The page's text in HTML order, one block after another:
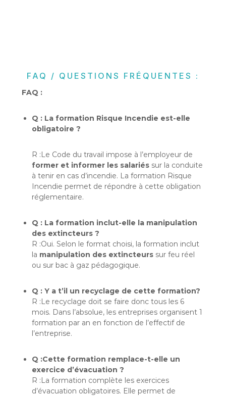
FAQ / QUESTIONS FRÉQUENTES :
FAQ :
Q : La formation Risque Incendie est-elle
obligatoire ?
R :Le Code du travail impose à l’employeur de
former et informer les salariés sur la conduite
à tenir en cas d’incendie. La formation Risque
Incendie permet de répondre à cette obligation
réglementaire.
Q : La formation inclut-elle la manipulation
des extincteurs ?
R :Oui. Selon le format choisi, la formation inclut
la manipulation des extincteurs sur feu réel
ou sur bac à gaz pédagogique.
Q : Y a t’il un recyclage de cette formation?
R :Le recyclage doit se faire donc tous les 6
mois. Dans l’absolue, les entreprises organisent 1
formation par an en fonction de l’effectif de
l’entreprise.
Q :Cette formation remplace-t-elle un
exercice d’évacuation ?
R :La formation complète les exercices
d’évacuation obligatoires. Elle permet de